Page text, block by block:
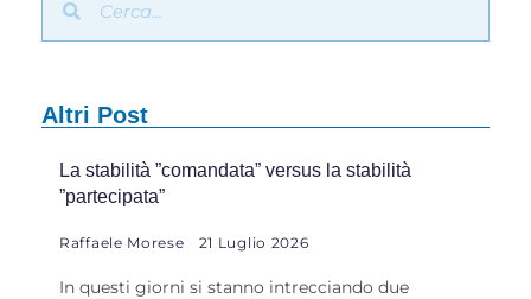
Altri Post
La stabilità ”comandata” versus la stabilità
”partecipata”
Raffaele Morese 21 Luglio 2026
In questi giorni si stanno intrecciando due